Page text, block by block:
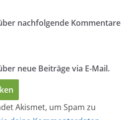
nachfolgende Kommentare
neue Beiträge via E-Mail.
Akismet, um Spam zu